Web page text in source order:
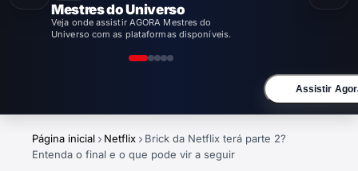
Enola Holmes 3
Veja onde assistir AGORA Enola Holmes 3
com as plataformas disponíveis.
Assistir
Página inicial Netflix
Brick da Netflix terá parte 2?
Entenda o final e o que pode vir a seguir